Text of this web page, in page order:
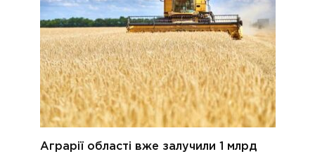
Аграрії області вже залучили 1 млрд